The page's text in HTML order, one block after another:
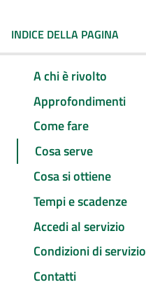
INDICE DELLA PAGINA
A chi è rivolto
Approfondimenti
Come fare
Cosa serve
Cosa si ottiene
Tempi e scadenze
Accedi al servizio
Condizioni di servizio
Contatti